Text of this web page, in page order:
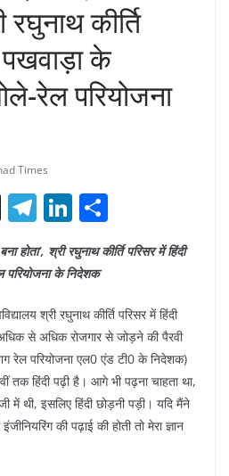
रघुनाथ कीर्ति
पखवाड़ा के
रेल परियोजना
Times
X T
e
a
m
Li
k
dI
n
h
ar
होता’, श्री रघुनाथ कीर्ति परिसर में हिंदी
परियोजना के निदेशक
श्री रघुनाथ कीर्ति परिसर में हिंदी
से अधिक रोजगार से जोड़ने की पैरवी
रेल परियोजना एल0 एंड टी0 के निदेशक)
तक हिंदी पढ़ी है। आगे भी पढ़ना चाहता था,
में थी, इसलिए हिंदी छोड़नी पड़ी। यदि मैंने
की पढ़ाई की होती तो मेरा ज्ञान